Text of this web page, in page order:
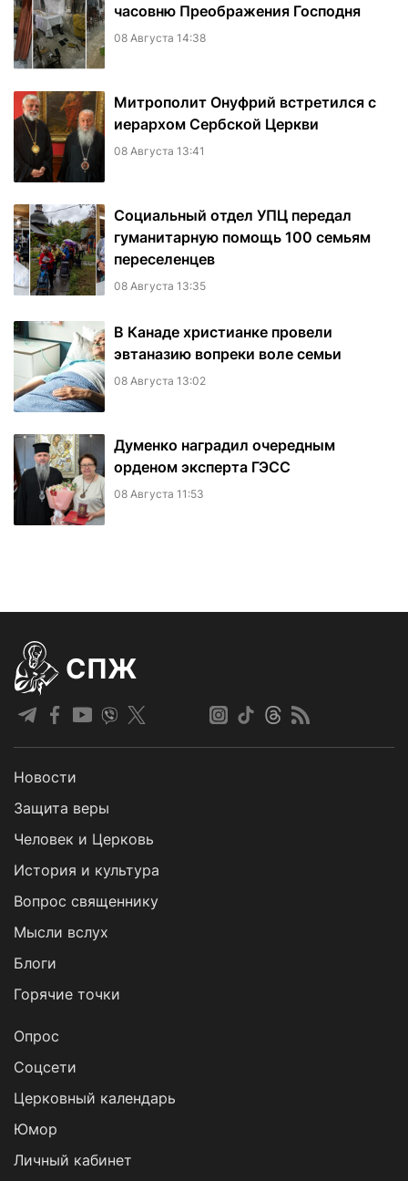
часовню Преображения Господня
08 Августа 14:38
Митрополит Онуфрий встретился с
иерархом Сербской Церкви
08 Августа 13:41
Социальный отдел УПЦ передал
гуманитарную помощь 100 семьям
переселенцев
08 Августа 13:35
В Канаде христианке провели
эвтаназию вопреки воле семьи
08 Августа 13:02
Думенко наградил очередным
орденом эксперта ГЭСС
08 Августа 11:53
СПЖ
Новости
Защита веры
Человек и Церковь
История и культура
Вопрос священнику
Мысли вслух
Блоги
Горячие точки
Опрос
Cоцсети
Церковный календарь
Юмор
Личный кабинет